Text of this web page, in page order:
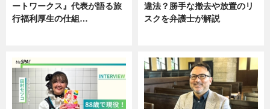
ートワークス』代表が語る旅
行福利厚生の仕組…
違法？勝手な撤去や放置のリ
スクを弁護士が解説